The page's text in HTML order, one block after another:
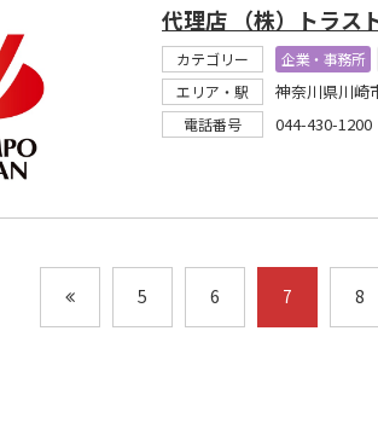
代理店 （株）トラス
カテゴリー 企業・事務所
エリア・駅
神奈川県川崎
電話番号 044-430-1200
5 6 7 8